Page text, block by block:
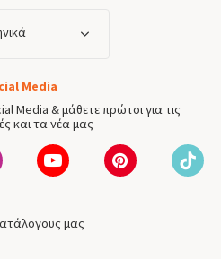
Media
Media & μάθετε πρώτοι για τις
και τα νέα μας
μας